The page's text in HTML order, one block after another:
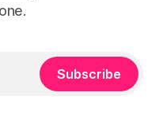
Subscribe